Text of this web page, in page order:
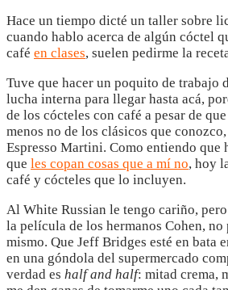
Hace un tiempo dicté un taller sobre
cuando hablo acerca de algún cóctel
café en clases, suelen pedirme la
Tuve que hacer un poquito de trabajo
lucha interna para llegar hasta acá,
de los cócteles con café a pesar de
menos no de los clásicos que
Espresso Martini. Como entiendo que
que les copan cosas que a mí no, hoy
café y cócteles que lo incluyen.
Al White Russian le tengo cariño,
la película de los hermanos Cohen,
mismo. Que Jeff Bridges esté en bata
en una góndola del supermercado
verdad es half and half: mitad crema,